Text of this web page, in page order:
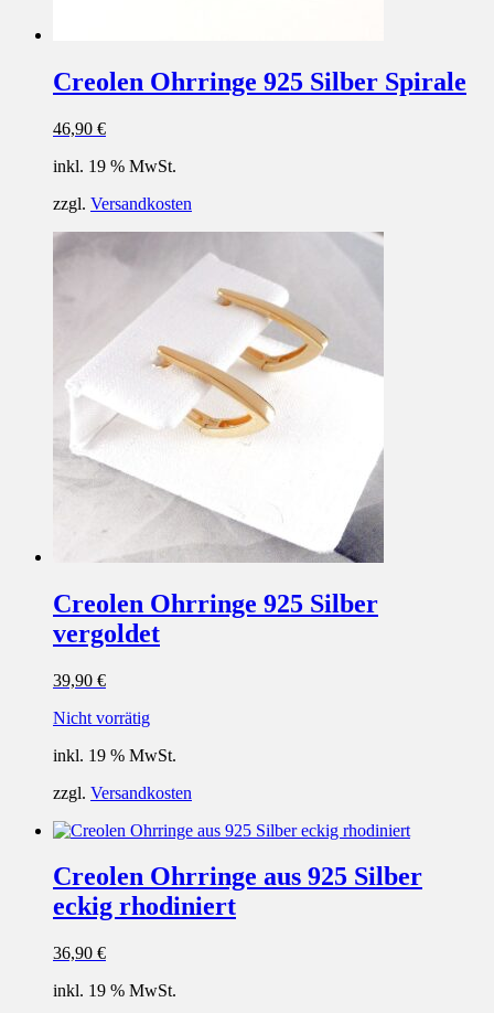
Creolen Ohrringe 925 Silber Spirale
46,90 €
inkl. 19 % MwSt.
zzgl. Versandkosten
Creolen Ohrringe 925 Silber
vergoldet
39,90 €
Nicht vorrätig
inkl. 19 % MwSt.
zzgl. Versandkosten
Creolen Ohrringe aus 925 Silber
eckig rhodiniert
36,90 €
inkl. 19 % MwSt.